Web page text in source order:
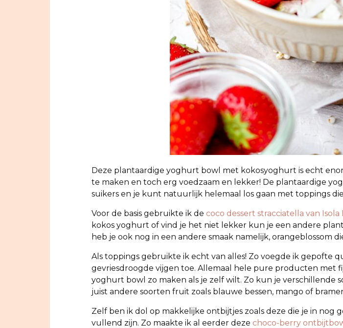
Deze plantaardige yoghurt bowl met kokosyoghurt is echt
te maken en toch erg voedzaam en lekker! De plantaardige
suikers en je kunt natuurlijk helemaal los gaan met toppings
Voor de basis gebruikte ik de coco dessert stracciatella van Isola
kokos yoghurt of vind je het niet lekker kun je een andere
heb je ook nog in een andere smaak namelijk, orangeblossom
Als toppings gebruikte ik echt van alles! Zo voegde ik gepofte
gevriesdroogde vijgen toe. Allemaal hele pure producten met
yoghurt bowl zo maken als je zelf wilt. Zo kun je verschillende
juist andere soorten fruit zoals blauwe bessen, mango of
Zelf ben ik dol op makkelijke ontbijtjes zoals deze die je in nog
vullend zijn. Zo maakte ik al eerder deze choco-berry